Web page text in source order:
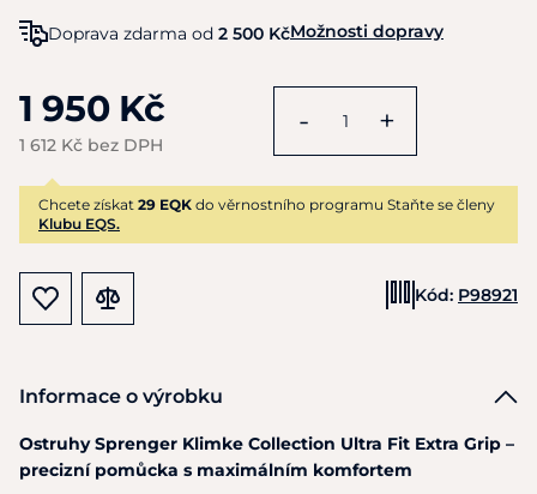
Doprava zdarma od 2 500 KčMožnosti dopravy
1 950 Kč
1 612 Kč bez DPH
- +
Chcete získat 29 EQK do věrnostního programu Staňte se členy
Klubu EQS.
Kód: P98921
Informace o výrobku
Ostruhy Sprenger Klimke Collection Ultra Fit Extra Grip –
precizní pomůcka s maximálním komfortem